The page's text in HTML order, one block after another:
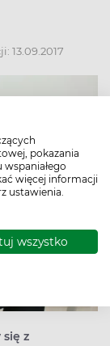
pokazania
więcej informacji
ustawienia.
wszystko
13.09.2017
z